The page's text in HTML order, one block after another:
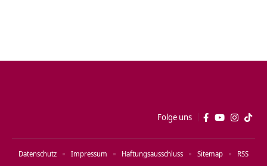
Folge uns
Datenschutz Impressum Haftungsausschluss Sitemap RSS